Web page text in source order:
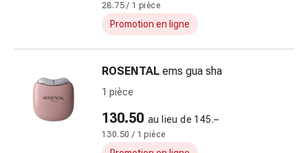
compression
contention
Circulation
28.75 / 1 pièce
Promotion en ligne
ROSENTAL ems gua sha
1 pièce
130.50 au lieu de 145.–
130.50 / 1 pièce